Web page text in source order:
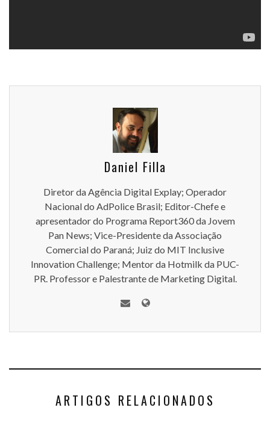
Daniel Filla
Diretor da Agência Digital Explay; Operador
Nacional do AdPolice Brasil; Editor-Chefe e
apresentador do Programa Report360 da Jovem
Pan News; Vice-Presidente da Associação
Comercial do Paraná; Juiz do MIT Inclusive
Innovation Challenge; Mentor da Hotmilk da PUC-
PR. Professor e Palestrante de Marketing Digital.
ARTIGOS RELACIONADOS